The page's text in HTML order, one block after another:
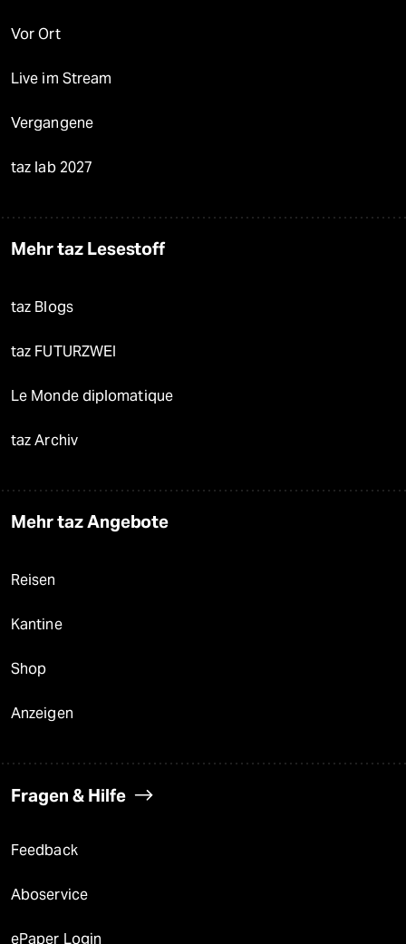
Vor Ort
Live im Stream
Vergangene
taz lab 2027
Mehr taz Lesestoff
taz Blogs
taz FUTURZWEI
Le Monde diplomatique
taz Archiv
Mehr taz Angebote
Reisen
Kantine
Shop
Anzeigen
Fragen & Hilfe
Feedback
Aboservice
ePaper Login